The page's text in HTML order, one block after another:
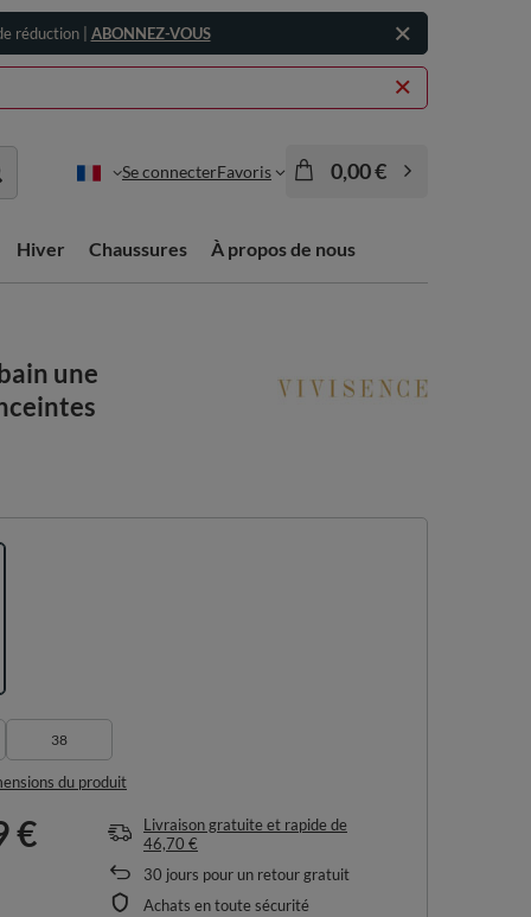
réduction | ABONNEZ-VOUS
Se connecterFavoris 0,00 €
Hiver Chaussures À propos de nous
une
38
du produit
€ Livraison gratuite et rapidede
46,70 €
30 jours pour un retour gratuit
Achats en toute sécurité